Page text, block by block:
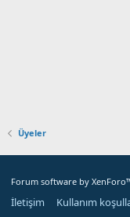
Üyeler
Forum software by
İletişim Kullanım